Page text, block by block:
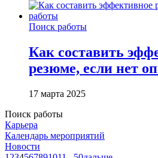
Поиск работы
Как составить
резюме, если нет
17 марта 2025
Поиск работы
Карьера
Календарь мероприятий
Новости